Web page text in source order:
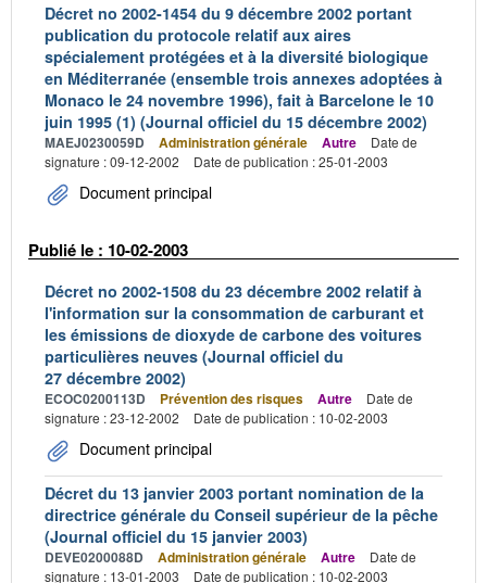
Décret no 2002-1454 du 9 décembre 2002 portant
publication du protocole relatif aux aires
spécialement protégées et à la diversité biologique
en Méditerranée (ensemble trois annexes adoptées à
Monaco le 24 novembre 1996), fait à Barcelone le 10
juin 1995 (1) (Journal officiel du 15 décembre 2002)
MAEJ0230059D Administration générale Autre
Date de
signature : 09-12-2002
Date de publication : 25-01-2003
Document principal
Publié le : 10-02-2003
Décret no 2002-1508 du 23 décembre 2002 relatif à
l'information sur la consommation de carburant et
les émissions de dioxyde de carbone des voitures
particulières neuves (Journal officiel du
27 décembre 2002)
ECOC0200113D Prévention des risques Autre
Date de
signature : 23-12-2002
Date de publication : 10-02-2003
Document principal
Décret du 13 janvier 2003 portant nomination de la
directrice générale du Conseil supérieur de la pêche
(Journal officiel du 15 janvier 2003)
DEVE0200088D Administration générale Autre
Date de
signature : 13-01-2003
Date de publication : 10-02-2003